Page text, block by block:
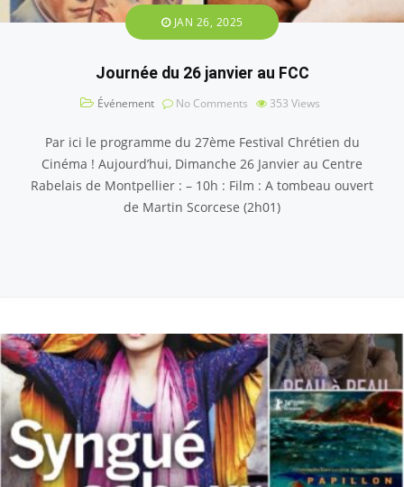
JAN 26, 2025
Journée du 26 janvier au FCC
Événement No Comments 353 Views
Par ici le programme du 27ème Festival Chrétien du
Cinéma ! Aujourd’hui, Dimanche 26 Janvier au Centre
Rabelais de Montpellier : – 10h : Film : A tombeau ouvert
de Martin Scorcese (2h01)